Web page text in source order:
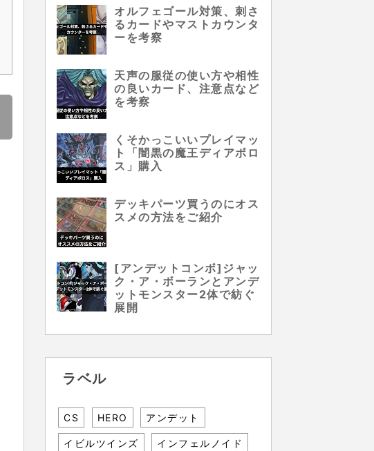
オルフェゴール対策、刺さ
るカードやマストカウンタ
ーを考察
天声の服従の使い方や相性
の良いカード、注意点など
を考察
くそかっこいいプレイマッ
ト「闇黒の魔王ディアボロ
ス」購入
デッキパーツ買うのにオス
スメの方法をご紹介
[アンデットコンボ]ジャッ
ク・ア・ボーランとアンデ
ットモンスター2体で紡ぐ
展開
ラベル
CS HERO アンデット
イビルツインズ インフェルノイド